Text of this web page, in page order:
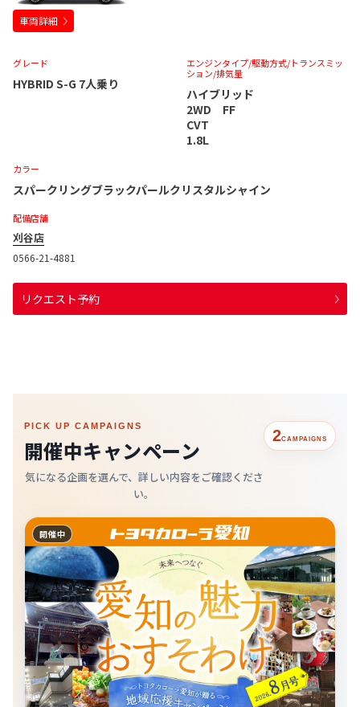
車両詳細
グレード
HYBRID S-G 7人乗り
エンジンタイプ/駆動方式/トランスミッ
ション/排気量
ハイブリッド
2WD FF
CVT
1.8L
カラー
スパークリングブラックパールクリスタルシャイン
配備店舗
刈谷店
0566-21-4881
リクエスト予約
PICK UP CAMPAIGNS
開催中キャンペーン
気になる企画を選んで、詳しい内容をご確認くださ
い。
2CAMPAIGNS
開催中